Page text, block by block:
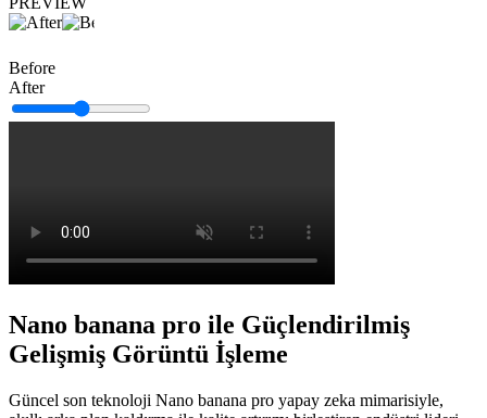
Before
After
Nano banana pro ile Güçlendirilmiş
Gelişmiş Görüntü İşleme
Güncel son teknoloji Nano banana pro yapay zeka mimarisiyle,